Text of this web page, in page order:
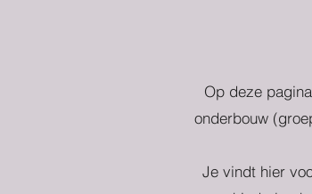
Op deze
onderbouw
Je vindt hier